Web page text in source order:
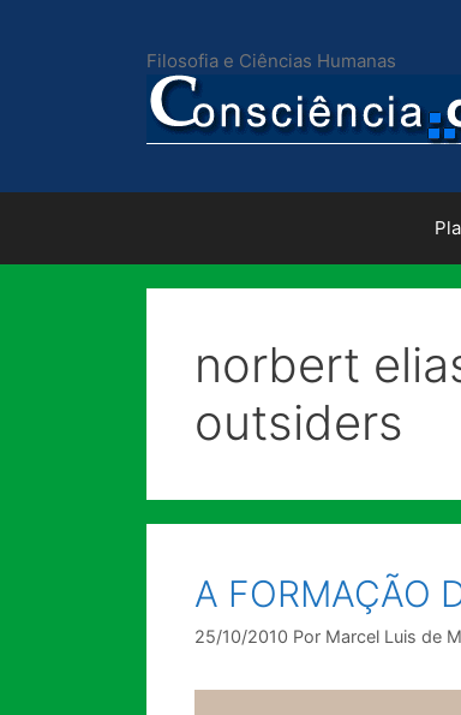
Filosofia e Ciências Humanas
norbert
outsiders
A FORMAÇÃO
25/10/2010 Por Marcel Luis de